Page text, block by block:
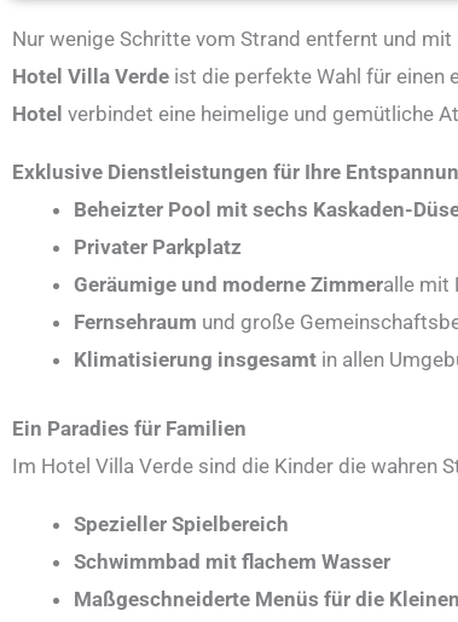
Nur wenige Schritte vom Strand entfernt und
Hotel Villa Verde ist die perfekte Wahl für einen
Hotel verbindet eine heimelige und gemütliche
Exklusive Dienstleistungen für Ihre
Beheizter Pool mit sechs Kaskaden-
Privater Parkplatz
Geräumige und moderne Zimmeralle mit
Fernsehraum und große
Klimatisierung insgesamt in allen
Ein Paradies für Familien
Im Hotel Villa Verde sind die Kinder die wahren
Spezieller Spielbereich
Schwimmbad mit flachem Wasser
Maßgeschneiderte Menüs für die Kleinen